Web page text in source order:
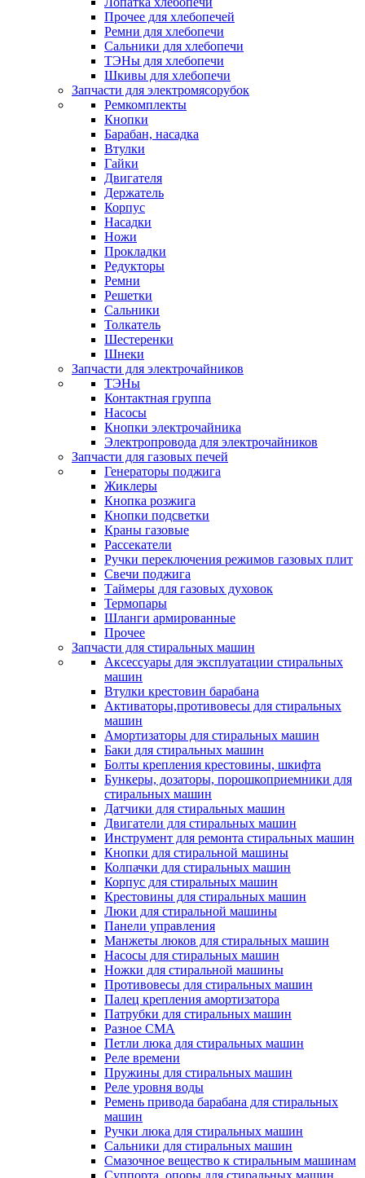
Прочее для хлебопечей
Ремни для хлебопечи
Сальники для хлебопечи
ТЭНы для хлебопечи
Шкивы для хлебопечи
Запчасти для электромясорубок
Ремкомплекты
Кнопки
Барабан, насадка
Втулки
Гайки
Двигателя
Держатель
Корпус
Насадки
Ножи
Прокладки
Редукторы
Ремни
Решетки
Сальники
Толкатель
Шестеренки
Шнеки
Запчасти для электрочайников
ТЭНы
Контактная группа
Насосы
Кнопки электрочайника
Электропровода для электрочайников
Запчасти для газовых печей
Генераторы поджига
Жиклеры
Кнопка розжига
Кнопки подсветки
Краны газовые
Рассекатели
Ручки переключения режимов газовых плит
Свечи поджига
Таймеры для газовых духовок
Термопары
Шланги армированные
Прочее
Запчасти для стиральных машин
Аксессуары для эксплуатации стиральных
машин
Втулки крестовин барабана
Активаторы,противовесы для стиральных
машин
Амортизаторы для стиральных машин
Баки для стиральных машин
Болты крепления крестовины, шкифта
Бункеры, дозаторы, порошкоприемники для
стиральных машин
Датчики для стиральных машин
Двигатели для стиральных машин
Инструмент для ремонта стиральных машин
Кнопки для стиральной машины
Колпачки для стиральных машин
Корпус для стиральных машин
Крестовины для стиральных машин
Люки для стиральной машины
Панели управления
Манжеты люков для стиральных машин
Насосы для стиральных машин
Ножки для стиральной машины
Противовесы для стиральных машин
Палец крепления амортизатора
Патрубки для стиральных машин
Разное СМА
Петли люка для стиральных машин
Реле времени
Пружины для стиральных машин
Реле уровня воды
Ремень привода барабана для стиральных
машин
Ручки люка для стиральных машин
Сальники для стиральных машин
Смазочное вещество к стиральным машинам
Суппорта, опоры для стиральных машин